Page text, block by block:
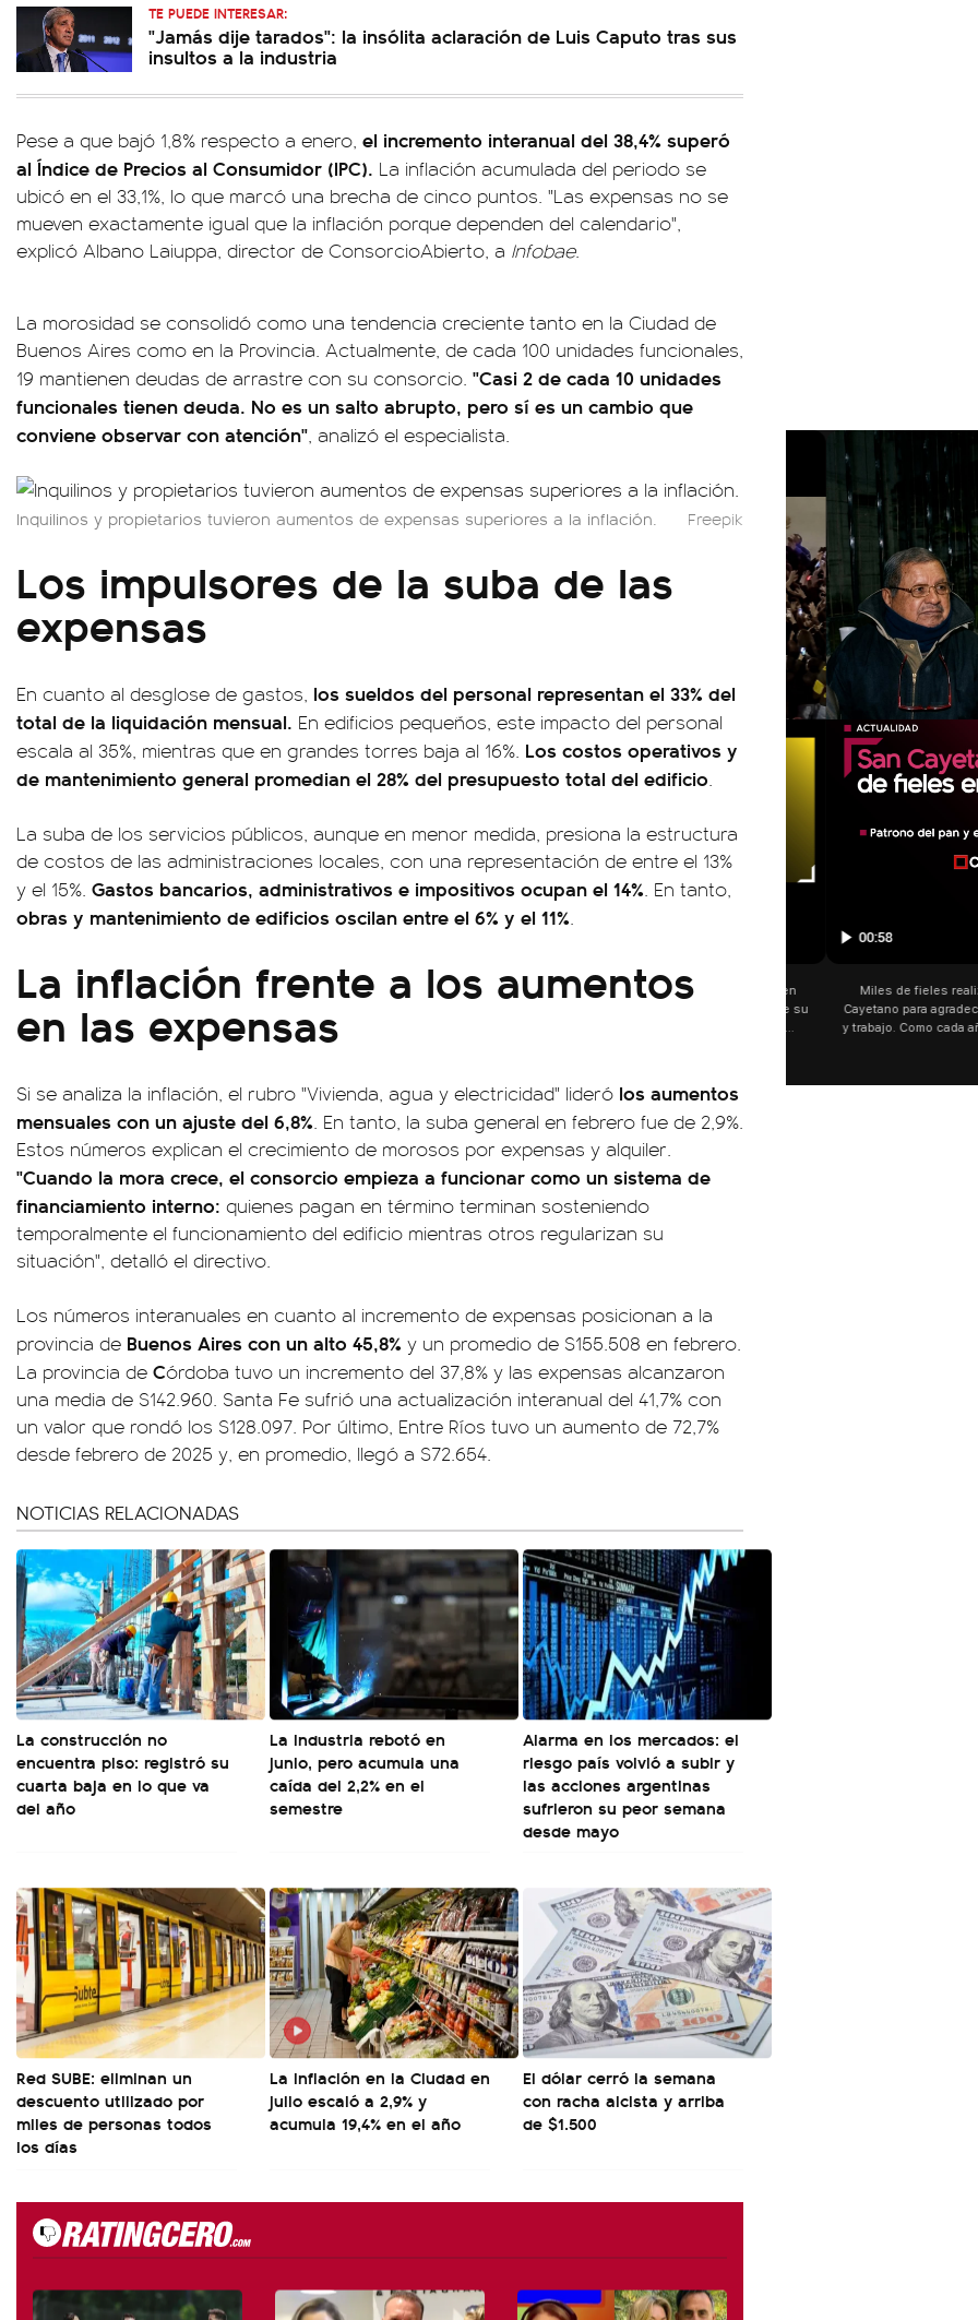
TE PUEDE INTERESAR:
"Jamás dije tarados": la insólita aclaración de Luis Caputo tras sus
insultos a la industria
Pese a que bajó 1,8% respecto a enero, el incremento interanual del 38,4% superó
al Índice de Precios al Consumidor (IPC). La inflación acumulada del periodo se
ubicó en el 33,1%, lo que marcó una brecha de cinco puntos. "Las expensas no se
mueven exactamente igual que la inflación porque dependen del calendario",
explicó Albano Laiuppa, director de ConsorcioAbierto, a Infobae.
La morosidad se consolidó como una tendencia creciente tanto en la Ciudad de
Buenos Aires como en la Provincia. Actualmente, de cada 100 unidades funcionales,
19 mantienen deudas de arrastre con su consorcio. "Casi 2 de cada 10 unidades
funcionales tienen deuda. No es un salto abrupto, pero sí es un cambio que
conviene observar con atención", analizó el especialista.
Inquilinos y propietarios tuvieron aumentos de expensas superiores a la inflación. Freepik
Los impulsores de la suba de las
expensas
En cuanto al desglose de gastos, los sueldos del personal representan el 33% del
total de la liquidación mensual. En edificios pequeños, este impacto del personal
escala al 35%, mientras que en grandes torres baja al 16%. Los costos operativos y
de mantenimiento general promedian el 28% del presupuesto total del edificio.
La suba de los servicios públicos, aunque en menor medida, presiona la estructura
de costos de las administraciones locales, con una representación de entre el 13%
y el 15%. Gastos bancarios, administrativos e impositivos ocupan el 14%. En tanto,
obras y mantenimiento de edificios oscilan entre el 6% y el 11%.
La inflación frente a los aumentos
en las expensas
Si se analiza la inflación, el rubro "Vivienda, agua y electricidad" lideró los aumentos
mensuales con un ajuste del 6,8%. En tanto, la suba general en febrero fue de 2,9%.
Estos números explican el crecimiento de morosos por expensas y alquiler.
"Cuando la mora crece, el consorcio empieza a funcionar como un sistema de
financiamiento interno: quienes pagan en término terminan sosteniendo
temporalmente el funcionamiento del edificio mientras otros regularizan su
situación", detalló el directivo.
Los números interanuales en cuanto al incremento de expensas posicionan a la
provincia de Buenos Aires con un alto 45,8% y un promedio de $155.508 en febrero.
La provincia de Córdoba tuvo un incremento del 37,8% y las expensas alcanzaron
una media de $142.960. Santa Fe sufrió una actualización interanual del 41,7% con
un valor que rondó los $128.097. Por último, Entre Ríos tuvo un aumento de 72,7%
desde febrero de 2025 y, en promedio, llegó a $72.654.
NOTICIAS RELACIONADAS
La construcción no
encuentra piso: registró su
cuarta baja en lo que va
del año
La industria rebotó en
junio, pero acumula una
caída del 2,2% en el
semestre
Alarma en los mercados: el
riesgo país volvió a subir y
las acciones argentinas
sufrieron su peor semana
desde mayo
Red SUBE: eliminan un
descuento utilizado por
miles de personas todos
los días
La inflación en la Ciudad en
julio escaló a 2,9% y
acumula 19,4% en el año
El dólar cerró la semana
con racha alcista y arriba
de $1.500
01:05
🗣️ "El Gobierno sufrió una
Axel Kicillof, gobernador de
Buenos Aires, caracterizó el
como "una lista sábana con
y destacó "la movilización